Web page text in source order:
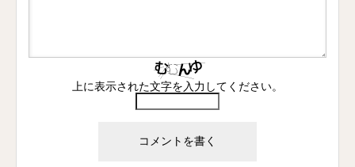
上に表示された文字を入力してください。